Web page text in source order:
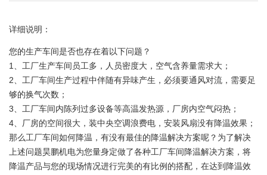
详细说明：
您的生产车间是否也存在着以下问题？
1、工厂生产车间员工多，人员密度大，空气含养量需求大；
2、工厂车间生产过程中伴随有异味产生，必须要通风对流，需要足
够的换气次数；
3、工厂车间内陈列过多设备等高温发热源，厂房内空气闷热；
4、厂房的空间很大，装中央空调浪费电，安装风扇没有降温效果；
那么工厂车间如何降温，有没有最佳的降温解决方案呢？为了解决
上述问题昊鹏机电为您量身定做了各种工厂车间降温解决方案，将
降温产品与您的现场情况进行完美的有比例的搭配，在达到降温效